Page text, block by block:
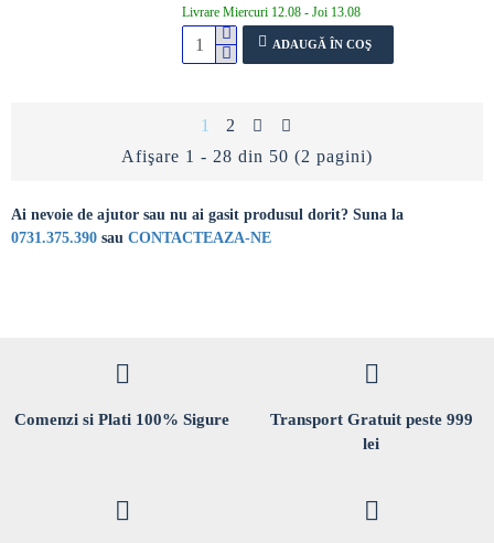
Livrare Miercuri 12.08 - Joi 13.08
ADAUGĂ ÎN COŞ
1
2
Afişare 1 - 28 din 50 (2 pagini)
Ai nevoie de ajutor sau nu ai gasit produsul dorit? Suna la
0731.375.390 sau CONTACTEAZA-NE
Comenzi si Plati 100% Sigure
Transport Gratuit peste 999
lei